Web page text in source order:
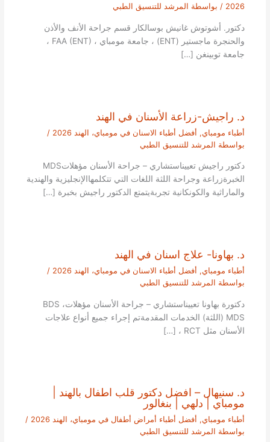
2026 / بواسطة المرشد للتنسيق الطبي
دكتور. أشوتوش غانيش بوسالكار قسم جراحة الأنف والأذن
والحنجرة ماجستير (ENT) ، جامعة مومباي ، FAA (ENT) ،
جامعة توبينغن […]
د. راجيش-زراعة الأسنان في الهند
أطباء مومباي, أفضل أطباء الاسنان في مومباي، الهند 2026
/
بواسطة المرشد للتنسيق الطبي
دكتور راجيش تعييناستشاري – جراحة الأسنان مؤهلاتMDS
الخبرةزراعة وجراحة اللثة اللغات التي تتكلمهاالإنجليزية والهندية
والماراثية والكونكانية تجربةيتمتع الدكتور راجيش بخبرة […]
د. بهاونا- علاج اسنان في الهند
أطباء مومباي, أفضل أطباء الاسنان في مومباي، الهند 2026
/
بواسطة المرشد للتنسيق الطبي
دكتورة بهاونا تعييناستشاري – جراحة الأسنان مؤهلاتBDS ،
MDS (اللثة) الخدمات المقدمةتم إجراء جميع أنواع علاجات
الأسنان مثل RCT ، […]
د. سنيهال – افضل دكتور قلب اطفال بالهند |
مومباي | دلهي | بنغالور
أطباء مومباي, أفضل أطباء أمراض أطفال في مومباي، الهند 2026
/
بواسطة المرشد للتنسيق الطبي